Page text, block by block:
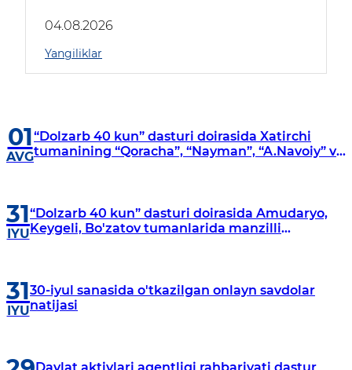
04.08.2026
Yangiliklar
01
AVG
“Dolzarb 40 kun” dasturi doirasida Xatirchi
tumanining “Qoracha”, “Nayman”, “A.Navoiy” va
31
IYU
“Dolzarb 40 kun” dasturi doirasida Amudaryo,
Keygeli, Bo'zatov tumanlarida manzilli
31
IYU
30-iyul sanasida o'tkazilgan onlayn savdolar
natijasi